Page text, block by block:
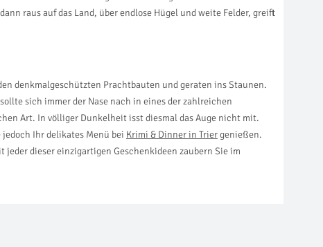
raus auf das Land, über endlose Hügel und weite Felder, greift
denkmalgeschützten Prachtbauten und geraten ins Staunen.
sich immer der Nase nach in eines der zahlreichen
Art. In völliger Dunkelheit isst diesmal das Auge nicht mit.
Ihr delikates Menü bei Krimi & Dinner in Triergenießen.
dieser einzigartigen Geschenkideen zaubern Sie im